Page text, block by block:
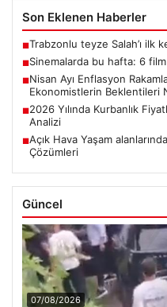
Son Eklenen Haberler
■Trabzonlu teyze Salah’ı ilk
■Sinemalarda bu hafta: 6
■Nisan Ayı Enflasyon
Ekonomistlerin Beklentileri
■2026 Yılında Kurbanlık
Analizi
■Açık Hava Yaşam
Çözümleri
Güncel
07/08/2026